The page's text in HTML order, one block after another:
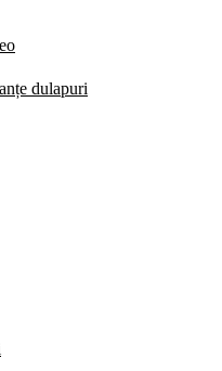
dulapuri